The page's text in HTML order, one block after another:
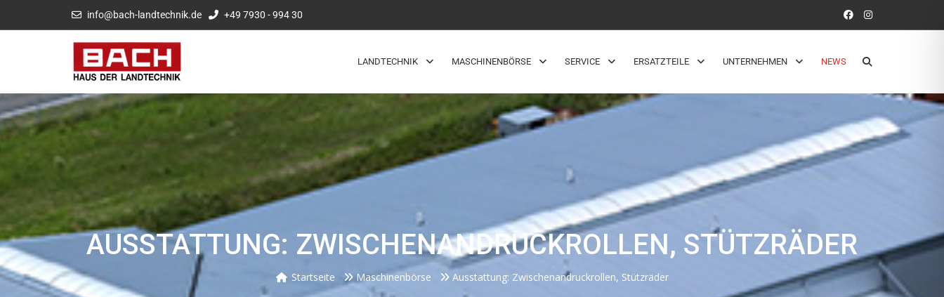
info@bach-landtechnik.de +49 7930 - 994 30
LANDTECHNIK MASCHINENBÖRSE SERVICE ERSATZTEILE UNTERNEHMEN NEWS
AUSSTATTUNG: ZWISCHENANDRUCKROLLEN, STÜTZRÄDER
Startseite Maschinenbörse Ausstattung: Zwischenandruckrollen, Stützräder